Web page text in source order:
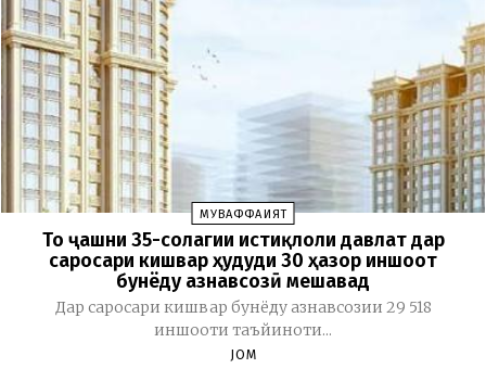
МУВАФФАҚИЯТ
То ҷашни 35-солагии истиқлоли давлат дар
саросари кишвар ҳудуди 30 ҳазор иншоот
бунёду азнавсозӣ мешавад
Дар саросари кишвар бунёду азнавсозии 29 518
иншооти таъйиноти...
JOM